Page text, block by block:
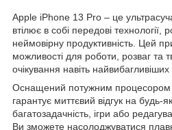
Apple iPhone 13 Pro – це
втілює в собі передові технології,
неймовірну продуктивність. Цей
можливості для роботи, розваг та
очікування навіть найвибагливіших
Оснащений потужним процесором
гарантує миттєвий відгук на будь-
багатозадачність, ігри або
Ви зможете насолоджуватися